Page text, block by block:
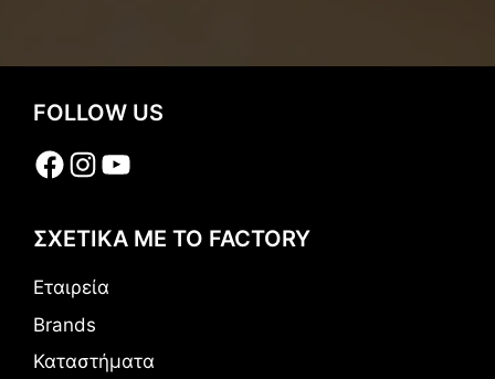
FOLLOW US
Facebook
Instagram
YouTube
ΣΧΕΤΙΚΑ ΜΕ ΤΟ FACTORY
Εταιρεία
Brands
Καταστήματα